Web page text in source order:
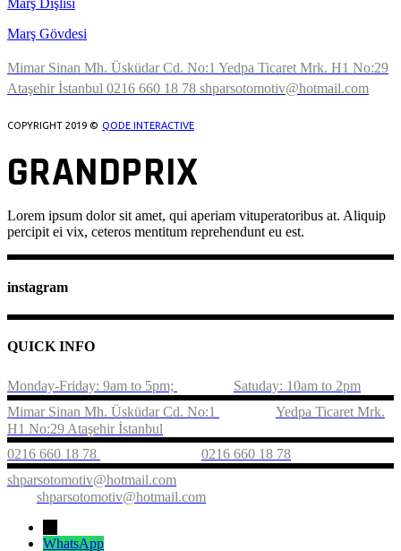
Marş Dişlisi
Marş Gövdesi
Mimar Sinan Mh. Üsküdar Cd. No:1 Yedpa Ticaret Mrk. H1 No:29
Ataşehir İstanbul 0216 660 18 78 shparsotomotiv@hotmail.com
COPYRIGHT 2019 © QODE INTERACTIVE
GRANDPRIX
Lorem ipsum dolor sit amet, qui aperiam vituperatoribus at. Aliquip
percipit ei vix, ceteros mentitum reprehendunt eu est.
instagram
QUICK INFO
Monday-Friday: 9am to 5pm;
Satuday: 10am to 2pm
Mimar Sinan Mh. Üsküdar Cd. No:1
Yedpa Ticaret Mrk.
H1 No:29 Ataşehir İstanbul
0216 660 18 78
0216 660 18 78
shparsotomotiv@hotmail.com
shparsotomotiv@hotmail.com
WhatsApp